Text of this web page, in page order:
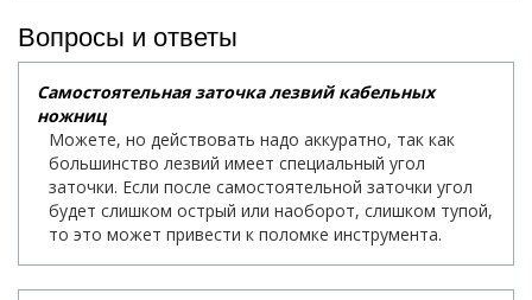
Вопросы и ответы
Самостоятельная заточка лезвий кабельных
ножниц
Можете, но действовать надо аккуратно, так как
большинство лезвий имеет специальный угол
заточки. Если после самостоятельной заточки угол
будет слишком острый или наоборот, слишком тупой,
то это может привести к поломке инструмента.